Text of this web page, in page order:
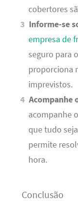
cobertores
Informe-se
empresa de
seguro para
proporciona
imprevistos.
Acompanhe
acompanhe
que tudo
permite
hora.
Conclusão